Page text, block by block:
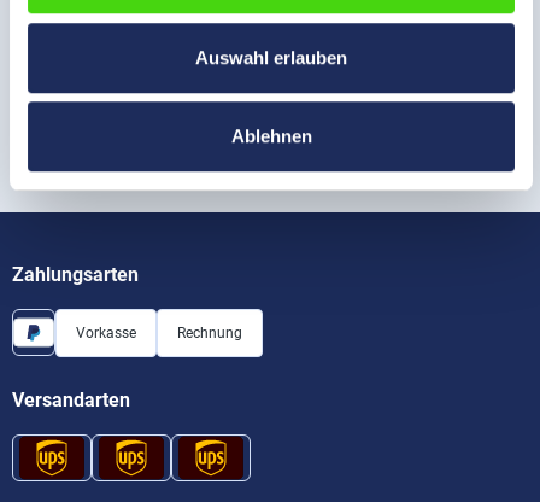
Auswahl erlauben
Ablehnen
Service
Informationen
Zahlungsarten
Vorkasse Rechnung
Versandarten